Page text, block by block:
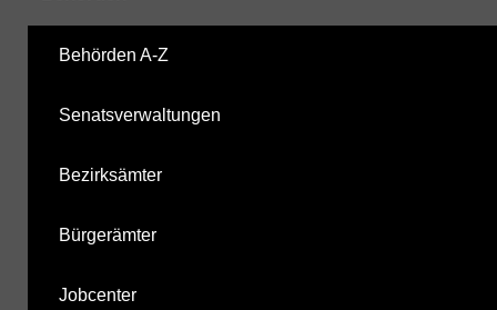
Behörden A-Z
Senatsverwaltungen
Bezirksämter
Bürgerämter
Jobcenter